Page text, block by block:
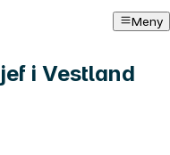
Meny
i Vestland